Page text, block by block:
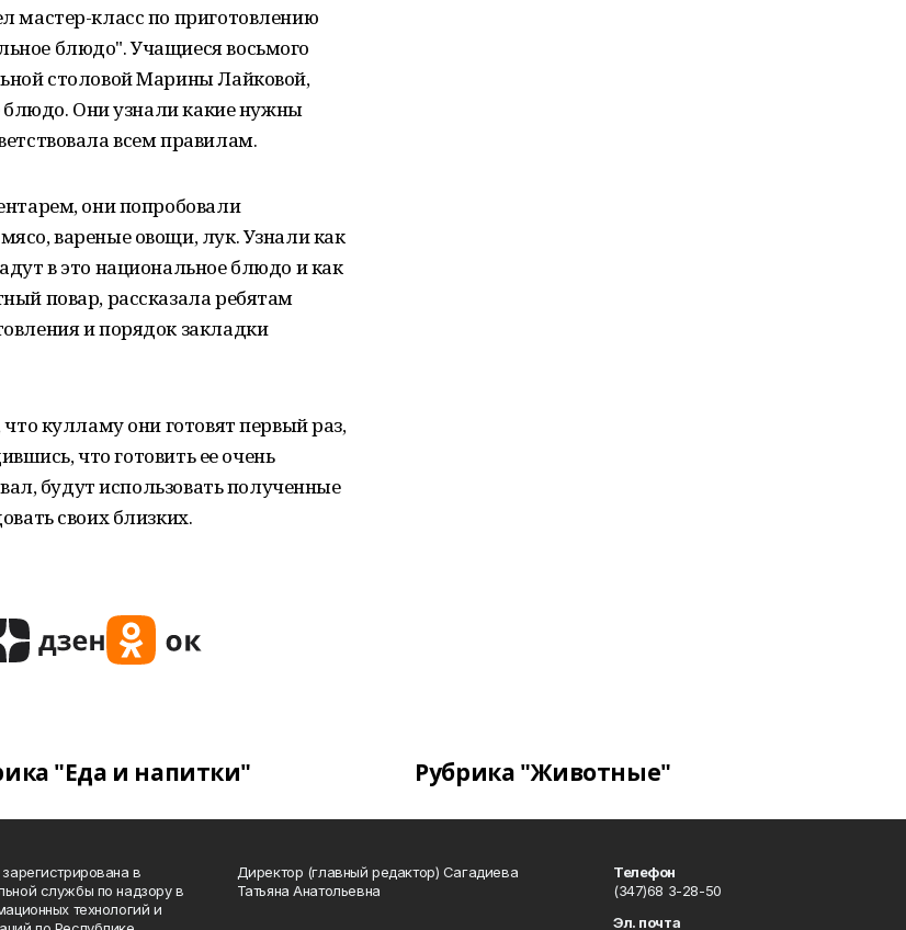
мастер-класс по приготовлению
блюдо". Учащиеся восьмого
столовой Марины Лайковой,
блюдо. Они узнали какие нужны
всем правилам.
они попробовали
вареные овощи, лук. Узнали как
в это национальное блюдо и как
повар, рассказала ребятам
и порядок закладки
кулламу они готовят первый раз,
что готовить ее очень
будут использовать полученные
своих близких.
"Еда и напитки" Рубрика "Животные"
в
службы по надзору в
технологий и
Директор (главный редактор) Сагадиева
Татьяна Анатольевна
Телефон
(347)68 3-28-50
Эл. почта